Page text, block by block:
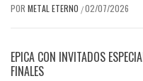
POR METAL ETERNO /02/07/2026
EPICA CON INVITADOS
FINALES